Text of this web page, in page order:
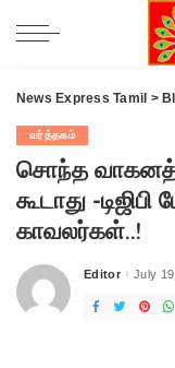
News Express Tamil >
வர்த்தகம்
சொந்த
கூடாது -
காவலர்கள்..!
Posted
Editor July